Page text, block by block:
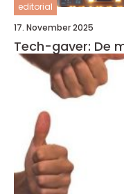
editorial
17. November 2025
Tech-gaver: De